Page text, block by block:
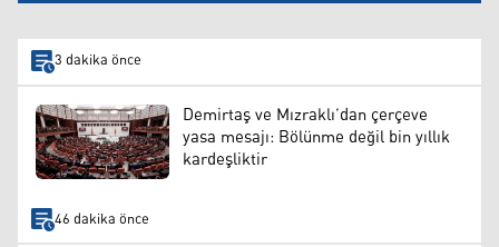
3 dakika önce
Demirtaş ve Mızraklı’dan çerçeve
yasa mesajı: Bölünme değil bin yıllık
kardeşliktir
46 dakika önce